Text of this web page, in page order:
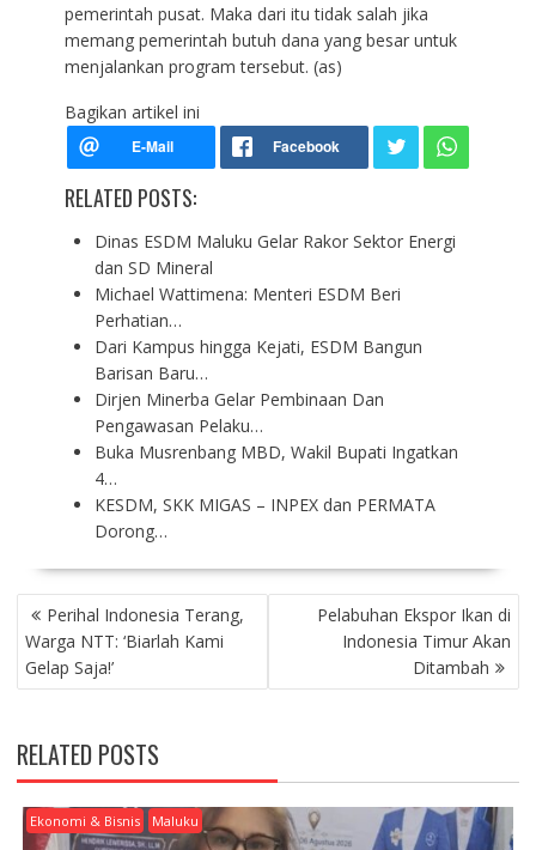
pemerintah pusat. Maka dari itu tidak salah jika
memang pemerintah butuh dana yang besar untuk
menjalankan program tersebut. (as)
Bagikan artikel ini
RELATED POSTS:
Dinas ESDM Maluku Gelar Rakor Sektor Energi
dan SD Mineral
Michael Wattimena: Menteri ESDM Beri
Perhatian…
Dari Kampus hingga Kejati, ESDM Bangun
Barisan Baru…
Dirjen Minerba Gelar Pembinaan Dan
Pengawasan Pelaku…
Buka Musrenbang MBD, Wakil Bupati Ingatkan
4…
KESDM, SKK MIGAS – INPEX dan PERMATA
Dorong…
P
O
S
T
A
V
I
G
Perihal Indonesia Terang,
Warga NTT: ‘Biarlah Kami
Gelap Saja!’
Pelabuhan Ekspor Ikan di
Indonesia Timur Akan
Ditambah
RELATED POSTS
Ekonomi & Bisnis Maluku